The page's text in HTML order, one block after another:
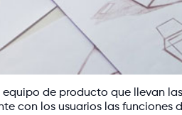
de producto que llevan
con los usuarios las funciones